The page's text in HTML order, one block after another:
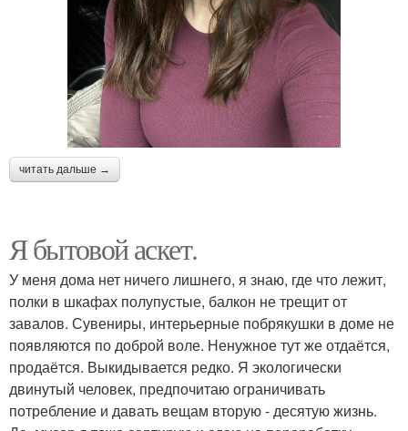
читать дальше →
Я бытовой аскет.
У меня дома нет ничего лишнего, я знаю, где что лежит,
полки в шкафах полупустые, балкон не трещит от
завалов. Сувениры, интерьерные побрякушки в доме не
появляются по доброй воле. Ненужное тут же отдаётся,
продаётся. Выкидывается редко. Я экологически
двинутый человек, предпочитаю ограничивать
потребление и давать вещам вторую - десятую жизнь.